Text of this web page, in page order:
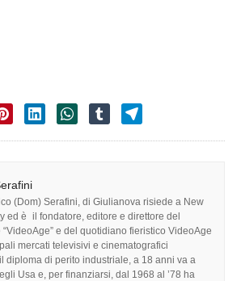
(Dom) Serafini, di Giulianova risiede a New
ed è il fondatore, editore e direttore del
“VideoAge” e del quotidiano fieristico VideoAge
mercati televisivi e cinematografici
diploma di perito industriale, a 18 anni va a
Usa e, per finanziarsi, dal 1968 al ’78 ha